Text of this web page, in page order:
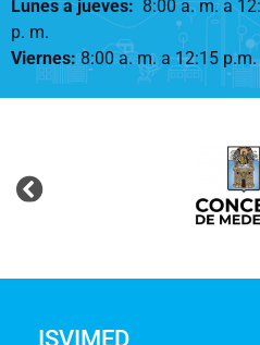
Lunes a jueves: 8:00 a. m. a
p. m.
Viernes:8:00 a. m. a 12:15
ISVIMED